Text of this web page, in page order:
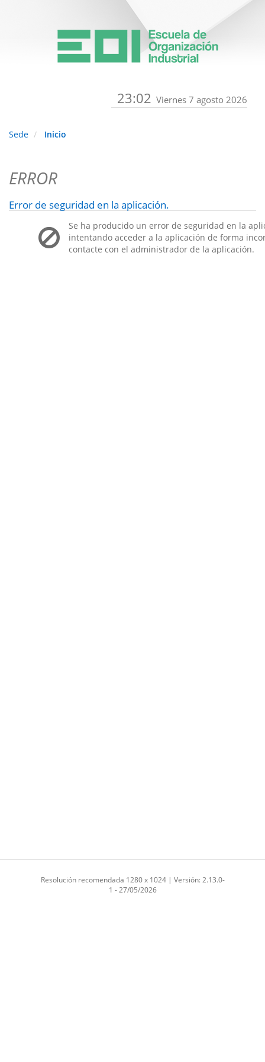
23:02 Viernes 7 agosto 2026
Sede Inicio
ERROR
Error de seguridad en la aplicación.
Se ha producido un error de seguridad en la
intentando acceder a la aplicación de forma
contacte con el administrador de la aplicación.
Resolución recomendada 1280 x 1024 | Versión: 2.13.0-
1 - 27/05/2026